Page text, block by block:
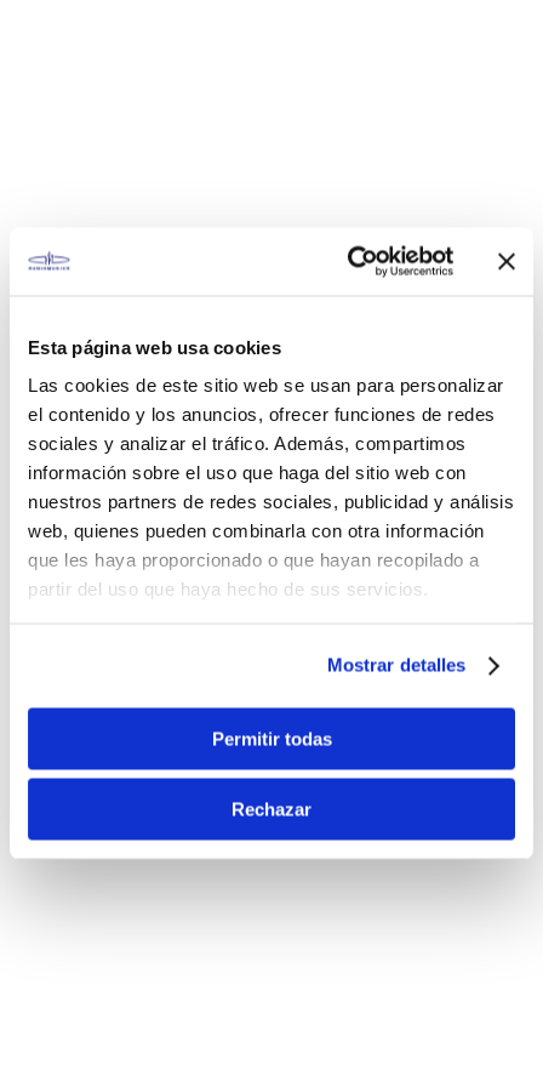
Esta página web usa cookies
Las cookies de este sitio web se usan para personalizar
el contenido y los anuncios, ofrecer funciones de redes
sociales y analizar el tráfico. Además, compartimos
información sobre el uso que haga del sitio web con
nuestros partners de redes sociales, publicidad y análisis
web, quienes pueden combinarla con otra información
que les haya proporcionado o que hayan recopilado a
partir del uso que haya hecho de sus servicios.
Mostrar detalles
Permitir todas
Rechazar